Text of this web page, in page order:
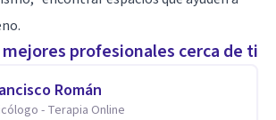
profesionales cerca de ti
Román
- Terapia Online